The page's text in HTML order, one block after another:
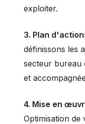
exploiter.
3. Plan
définissons les
secteur bureau
et
4. Mise en
Optimisation